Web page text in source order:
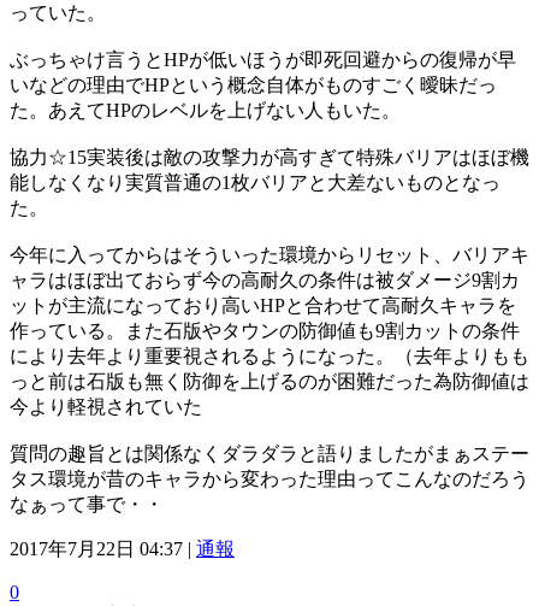
っていた。
ぶっちゃけ言うとHPが低いほうが即死回避からの復帰が早
いなどの理由でHPという概念自体がものすごく曖昧だっ
た。あえてHPのレベルを上げない人もいた。
協力☆15実装後は敵の攻撃力が高すぎて特殊バリアはほぼ機
能しなくなり実質普通の1枚バリアと大差ないものとなっ
た。
今年に入ってからはそういった環境からリセット、バリアキ
ャラはほぼ出ておらず今の高耐久の条件は被ダメージ9割カ
ットが主流になっており高いHPと合わせて高耐久キャラを
作っている。また石版やタウンの防御値も9割カットの条件
により去年より重要視されるようになった。（去年よりもも
っと前は石版も無く防御を上げるのが困難だった為防御値は
今より軽視されていた
質問の趣旨とは関係なくダラダラと語りましたがまぁステー
タス環境が昔のキャラから変わった理由ってこんなのだろう
なぁって事で・・
2017年7月22日 04:37 | 通報
0